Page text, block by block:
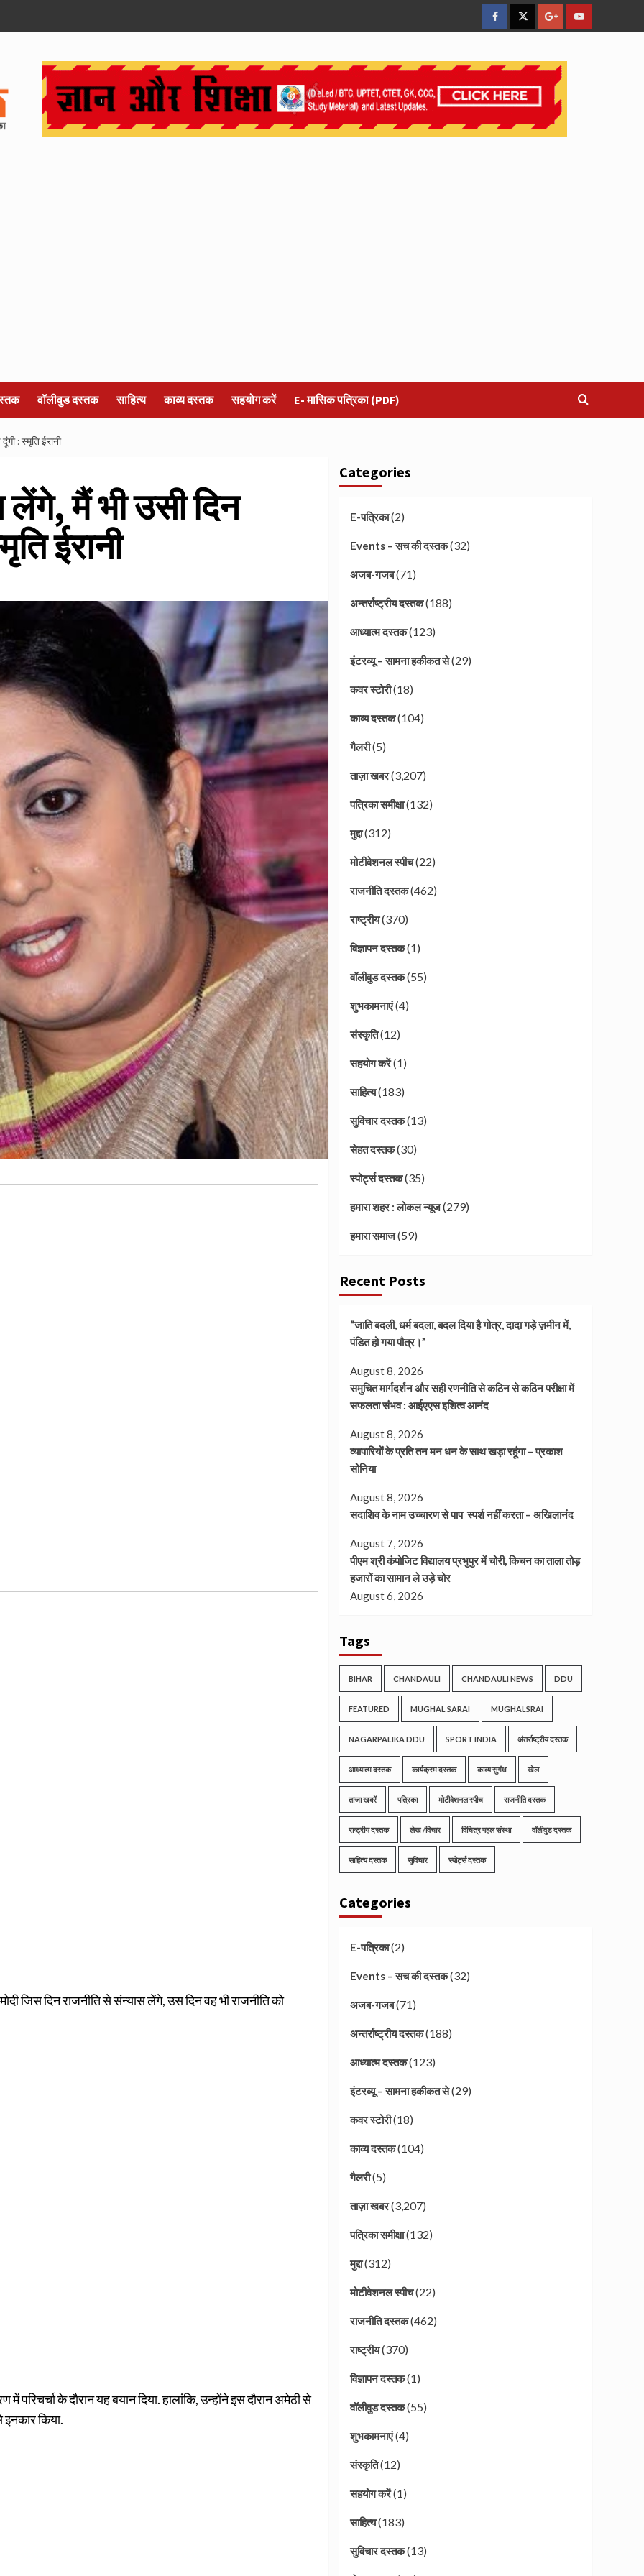
facebookTwitterGoogleYouTube
वॉलीवुड दस्तक साहित्य काव्य दस्तक सहयोग करें E- मासिक पत्रिका (PDF)
: स्मृति ईरानी
लेंगे, मैं भी उसी दिन
ईरानी
जिस दिन राजनीति से संन्यास लेंगे, उस दिन वह भी राजनीति को
के दौरान यह बयान दिया. हालांकि, उन्होंने इस दौरान अमेठी से
किया.
Categories
E-पत्रिका(2)
Events – सच की दस्तक(32)
अजब-गजब(71)
अन्तर्राष्ट्रीय दस्तक(188)
आध्यात्म दस्तक(123)
इंटरव्यू – सामना हकीकत से(29)
कवर स्टोरी(18)
काव्य दस्तक(104)
गैलरी(5)
ताज़ा खबर(3,207)
पत्रिका समीक्षा(132)
मुद्दा(312)
मोटीवेशनल स्पीच(22)
राजनीति दस्तक(462)
राष्ट्रीय(370)
विज्ञापन दस्तक(1)
वॉलीवुड दस्तक(55)
शुभकामनाएं(4)
संस्कृति(12)
सहयोग करें(1)
साहित्य(183)
सुविचार दस्तक(13)
सेहत दस्तक(30)
स्पोर्ट्स दस्तक(35)
हमारा शहर : लोकल न्यूज(279)
हमारा समाज(59)
Recent Posts
“जाति बदली, धर्म बदला, बदल दिया है गोत्र, दादा गड़े ज़मीन में,
पंडित हो गया पौत्र।”
August 8, 2026
समुचित मार्गदर्शन और सही रणनीति से कठिन से कठिन परीक्षा में
सफलता संभव : आईएएस इशित्व आनंद
August 8, 2026
व्यापारियों के प्रति तन मन धन के साथ खड़ा रहूंगा – प्रकाश
सोनिया
August 8, 2026
सदाशिव के नाम उच्चारण से पाप स्पर्श नहीं करता – अखिलानंद
August 7, 2026
पीएम श्री कंपोजिट विद्यालय प्रभुपुर में चोरी, किचन का ताला तोड़
हजारों का सामान ले उड़े चोर
August 6, 2026
Tags
BIHAR CHANDAULI CHANDAULI NEWS DDU
FEATURED MUGHAL SARAI MUGHALSRAI
NAGARPALIKA DDU SPORT INDIA अंतर्राष्ट्रीय दस्तक
आध्यात्म दस्तक कार्यक्रम दस्तक काव्य सुगंध खेल
ताजा खबरें पत्रिका मोटीवेशनल स्पीच राजनीति दस्तक
राष्ट्रीय दस्तक लेख /विचार विचित्र पहल संस्था वॉलीवुड दस्तक
साहित्य दस्तक सुविचार स्पोर्ट्स दस्तक
Categories
E-पत्रिका(2)
Events – सच की दस्तक(32)
अजब-गजब(71)
अन्तर्राष्ट्रीय दस्तक(188)
आध्यात्म दस्तक(123)
इंटरव्यू – सामना हकीकत से(29)
कवर स्टोरी(18)
काव्य दस्तक(104)
गैलरी(5)
ताज़ा खबर(3,207)
पत्रिका समीक्षा(132)
मुद्दा(312)
मोटीवेशनल स्पीच(22)
राजनीति दस्तक(462)
राष्ट्रीय(370)
विज्ञापन दस्तक(1)
वॉलीवुड दस्तक(55)
शुभकामनाएं(4)
संस्कृति(12)
सहयोग करें(1)
साहित्य(183)
सुविचार दस्तक(13)